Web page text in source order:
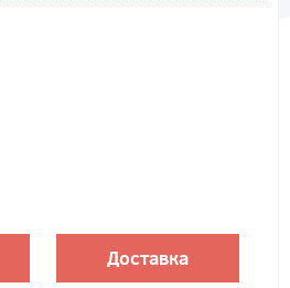
Доставка